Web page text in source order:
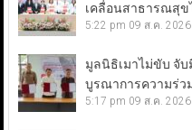
เคลื่อนสาธารณสุข
5:22 pm 09 ส.ค. 2026
มูลนิธิเมาไม่ขับ จับ
บูรณาการความร่ว
5:17 pm 09 ส.ค. 2026